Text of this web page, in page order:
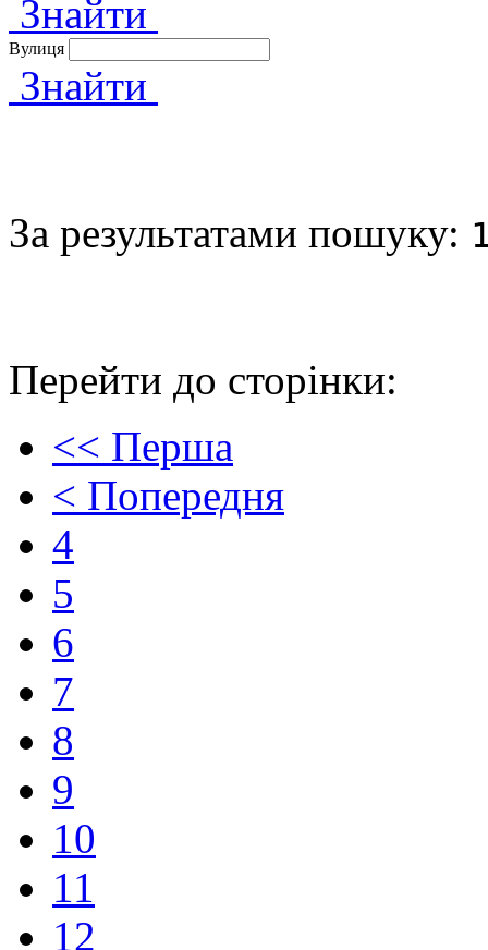
Знайти
Вулиця
Знайти
За результатами пошуку:
Перейти до сторінки:
<< Перша
< Попередня
4
5
6
7
8
9
10
11
12